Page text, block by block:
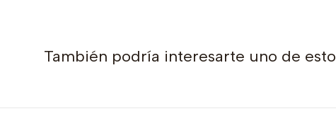
También podría interesarte uno de